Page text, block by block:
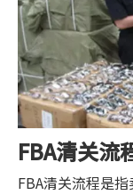
FBA清关流
FBA清关流程是